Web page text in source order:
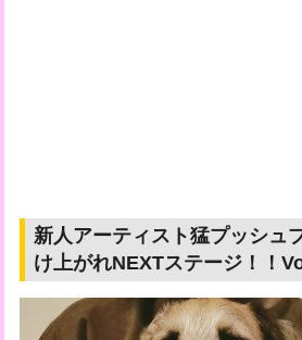
新人アーティスト猛プッシュ
け上がれNEXTステージ！！